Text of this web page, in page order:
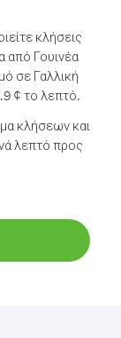
κλήσεις
από Γουινέα
σε Γαλλική
¢ το λεπτό.
κλήσεων και
λεπτό προς